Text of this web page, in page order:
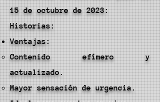
15 de octubre de 2023:
Historias:
Ventajas:
Contenido efímero y
actualizado.
Mayor sensación de urgencia.